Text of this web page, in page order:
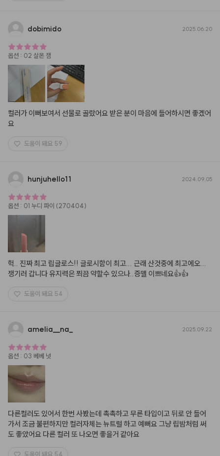
dobimido 2025.06.20
옵션 : 02 살몬 잼
컬러가 이뻐보여서 선물로 골랐어요 받은 분이 마음에 들어하시면 좋겠어
요
도움이 돼요 59
hunjuhello11 2024.09.05
옵션 : 01 누디 파이 (270404)
헉.. 진짜 최고 립글로스!! 글로시함이 최고... 근래 산것중에 최고에오...
쟁기러 갑니다 유지력은 쬐끔 약할수 있으나..증맬 이쁘네요👍👍
도움이 돼요 54
amelia na 2025.09.22
옵션 : 03 베베 넛
다른컬러도 있어서 한번 사봤는데 촉촉하고 무른 타입이고 뒤로 안 들어
가서 조금 불편하지만 컬러자체는 뉴트럴 하고 예뻐요 그냥 립밤처럼 써
도 좋았어요 다른 컬러 또 나오면 좋을거 같아요
도움이 돼요 54